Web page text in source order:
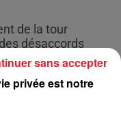
de la tour
désaccords
privée est notre
sans accepter